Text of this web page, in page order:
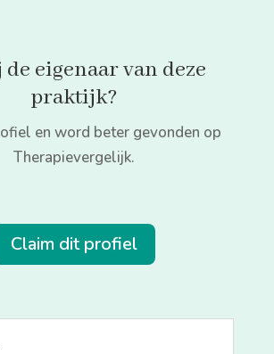
eigenaar van deze
praktijk?
en word beter gevonden op
Therapievergelijk.
Claim dit profiel